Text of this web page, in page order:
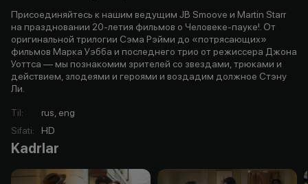
Присоединяйтесь к нашим ведущим JB Smoove и Martin Starr
на праздновании 20-летия фильмов о Человеке-пауке!. От
оригинальной трилогии Сэма Рэйми до «потрясающих»
фильмов Марка Уэбба и последнего трио от режиссера Джона
Уоттса — мы познакомим зрителей со звездами, трюками и
действием, злодеями и героями и воздадим должное Стэну
Ли.
Til:
rus, eng
Sifati: HD
Kadrlar